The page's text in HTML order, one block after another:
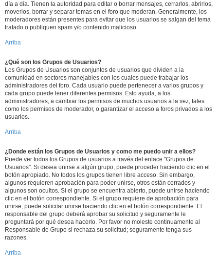
día a día. Tienen la autoridad para editar o borrar mensajes, cerrarlos, abrirlos,
moverlos, borrar y separar temas en el foro que moderan. Generalmente, los
moderadores están presentes para evitar que los usuarios se salgan del tema
tratado o publiquen spam y/o contenido malicioso.
Arriba
¿Qué son los Grupos de Usuarios?
Los Grupos de Usuarios son conjuntos de usuarios que dividen a la
comunidad en sectores manejables con los cuales puede trabajar los
administradores del foro. Cada usuario puede pertenecer a varios grupos y
cada grupo puede tener diferentes permisos. Esto ayuda, a los
administradores, a cambiar los permisos de muchos usuarios a la vez, tales
como los permisos de moderador, o garantizar el acceso a foros privados a los
usuarios.
Arriba
¿Donde están los Grupos de Usuarios y como me puedo unir a ellos?
Puede ver todos los Grupos de usuarios a través del enlace "Grupos de
Usuarios". Si desea unirse a algún grupo, puede proceder haciendo clic en el
botón apropiado. No todos los grupos tienen libre acceso. Sin embargo,
algunos requieren aprobación para poder unirse, otros están cerrados y
algunos son ocultos. Si el grupo se encuentra abierto, puede unirse haciendo
clic en el botón correspondiente. Si el grupo requiere de aprobación para
unirse, puede solicitar unirse haciendo clic en el botón correspondiente. El
responsable del grupo deberá aprobar su solicitud y seguramente le
preguntará por qué desea hacerlo. Por favor no moleste continuamente al
Responsable de Grupo si rechaza su solicitud; seguramente tenga sus
razones.
Arriba